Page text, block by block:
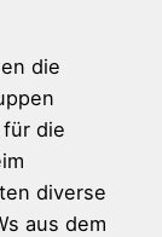
die
die
diverse
aus dem